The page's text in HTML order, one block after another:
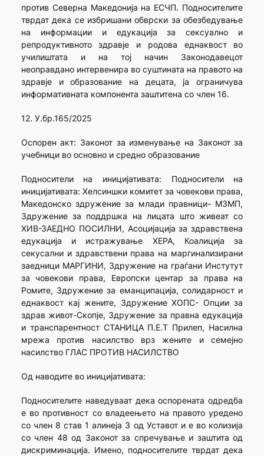
против Северна Македонија на ЕСЧП. Подносителите
тврдат дека се избришани обврски за обезбедување
на информации и едукација за сексуално и
репродуктивното здравје и родова еднаквост во
училиштата и на тој начин Законодавецот
неоправдано интервенира во суштината на правото на
здравје и образование на децата, ја ограничува
информативната компонента заштитена со член 16.
12. У.бр.165/2025
Оспорен акт: Законот за изменување на Законот за
учебници во основно и средно образование
Подносители на иницијативата: Подносители на
иницијативата: Хелсиншки комитет за човекови права,
Македонско здружение за млади правници- МЗМП,
Здружение за поддршка на лицата што живеат со
ХИВ-ЗАЕДНО ПОСИЛНИ, Асоцијација за здравствена
едукација и истражување ХЕРА, Коалиција за
секусални и здравствени права на маргинализирани
заедници МАРГИНИ, Здружение на граѓани Инстутут
за човекови права, Европски центар за права на
Ромите, Здружение за еманципација, солидарност и
еднаквост кај жените, Здружение ХОПС- Опции за
здрав живот-Скопје, Здружение за правна едукација
и транспарентност СТАНИЦА П.Е.Т Прилеп, Насилна
мрежа против насилство врз жените и семејно
насилство ГЛАС ПРОТИВ НАСИЛСТВО
Од наводите во иницијативата:
Подносителите наведуваат дека оспорената одредба
е во противност со владеењето на правото уредено
со член 8 став 1 алинеја 3 од Уставот и е во колизија
со член 48 од Законот за спречување и заштита од
дискриминација. Имено, подносителите тврдат дека